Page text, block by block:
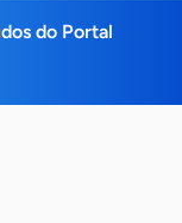
do Portal